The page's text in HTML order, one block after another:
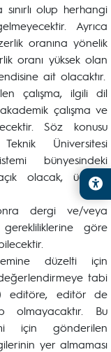
olup herhangi
Ayrıca
oranına yönelik
oranı yüksek olan
ait olacaktır.
çalışma, ilgili dil
çalışma ve
Söz konusu
Üniversitesi
bünyesindeki
olacak, üçüncü
dergi ve/veya
göre
düzelti için
tabi
editöre, editör de
olmayacaktır. Bu
için gönderilen
yer almaması